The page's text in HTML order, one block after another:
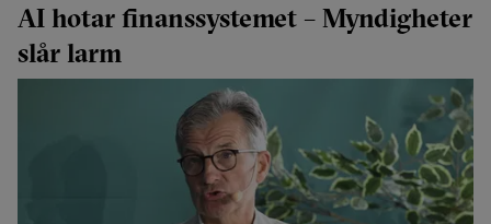
AI hotar finanssystemet – Myndigheter
slår larm